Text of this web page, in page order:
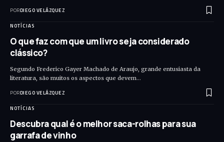
PORDIEGO VELÁZQUEZ
NOTÍCIAS
O que faz com que um livro seja considerado
clássico?
Segundo Frederico Gayer Machado de Araujo, grande entusiasta da
literatura, são muitos os aspectos que devem…
PORDIEGO VELÁZQUEZ
NOTÍCIAS
Descubra qual é o melhor saca-rolhas para sua
garrafa de vinho